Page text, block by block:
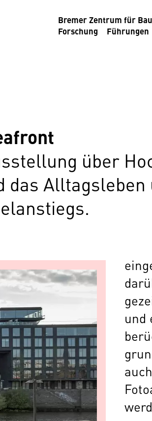
Bremer Zentrum für
Forschung
Führungen
über
das
und